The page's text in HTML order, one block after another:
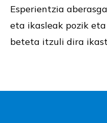
Esperientzia
eta ikasleak pozik
beteta itzuli dira